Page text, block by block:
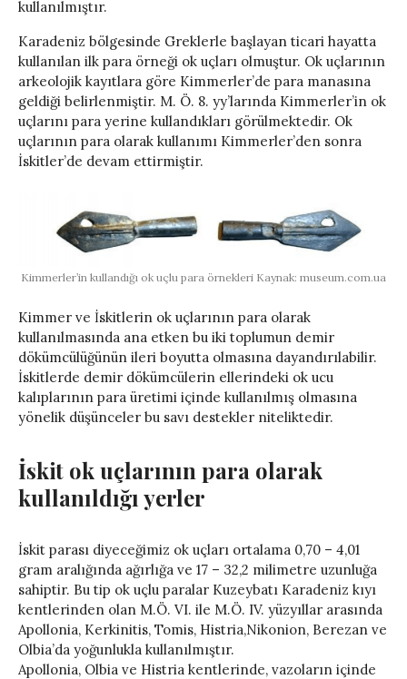
kullanılmıştır.
Karadeniz bölgesinde Greklerle başlayan ticari hayatta
kullanılan ilk para örneği ok uçları olmuştur. Ok uçlarının
arkeolojik kayıtlara göre Kimmerler’de para manasına
geldiği belirlenmiştir. M. Ö. 8. yy’larında Kimmerler’in ok
uçlarını para yerine kullandıkları görülmektedir. Ok
uçlarının para olarak kullanımı Kimmerler’den sonra
İskitler’de devam ettirmiştir.
Kimmerler’in kullandığı ok uçlu para örnekleri Kaynak: museum.com.ua
Kimmer ve İskitlerin ok uçlarının para olarak
kullanılmasında ana etken bu iki toplumun demir
dökümcülüğünün ileri boyutta olmasına dayandırılabilir.
İskitlerde demir dökümcülerin ellerindeki ok ucu
kalıplarının para üretimi içinde kullanılmış olmasına
yönelik düşünceler bu savı destekler niteliktedir.
İskit ok uçlarının para olarak
kullanıldığı yerler
İskit parası diyeceğimiz ok uçları ortalama 0,70 – 4,01
gram aralığında ağırlığa ve 17 – 32,2 milimetre uzunluğa
sahiptir. Bu tip ok uçlu paralar Kuzeybatı Karadeniz kıyı
kentlerinden olan M.Ö. VI. ile M.Ö. IV. yüzyıllar arasında
Apollonia, Kerkinitis, Tomis, Histria,Nikonion, Berezan ve
Olbia’da yoğunlukla kullanılmıştır.
Apollonia, Olbia ve Histria kentlerinde, vazoların içinde